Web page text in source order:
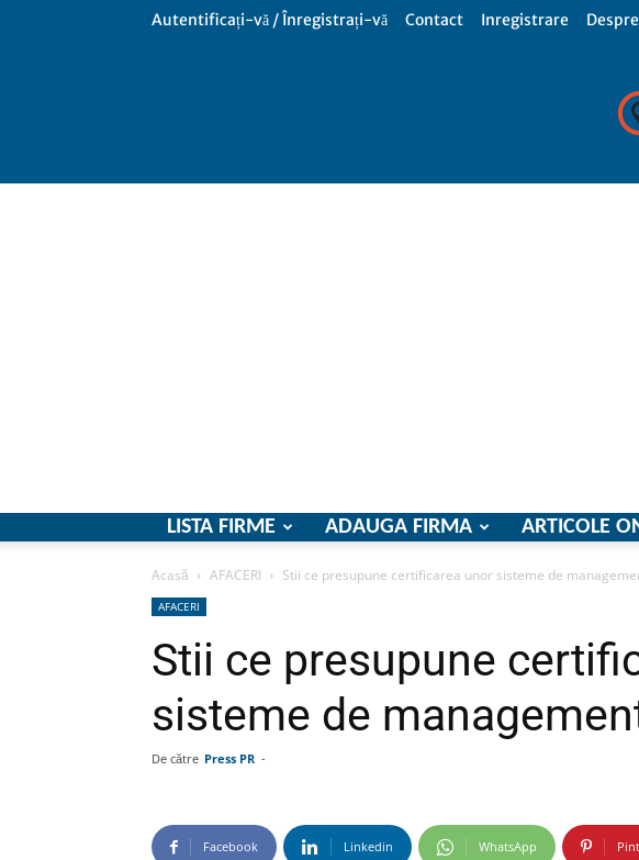
Autentificați-vă / Înregistrați-vă Contact Inregistrare
LISTA FIRME ADAUGA FIRMA ARTICOLE
Acasă AFACERI Stii ce presupune certificarea unor sisteme de
AFACERI
Stii ce presupune
sisteme de
De către Press PR -
Facebook Linkedin WhatsApp